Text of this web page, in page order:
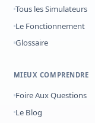
Tous les Simulateurs
Le Fonctionnement
Glossaire
MIEUX COMPRENDRE
Foire Aux Questions
Le Blog